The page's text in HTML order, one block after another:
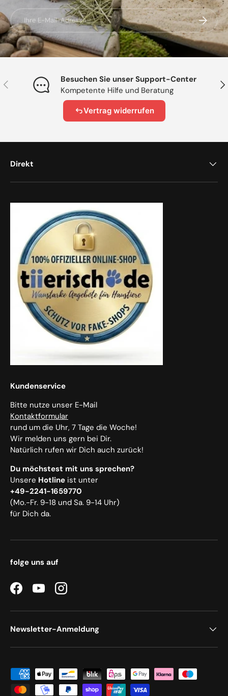
Vorherige
Besuchen Sie unser Support-Center
Kompetente Hilfe und Beratung
Vertrag widerrufen
Direkt
Kundenservice
Bitte nutze unser E-Mail
Kontaktformular
rund um die Uhr, 7 Tage die Woche!
Wir melden uns gern bei Dir.
Natürlich rufen wir Dich auch zurück!
Du möchstest mit uns sprechen?
Unsere Hotline ist unter
+49-2241-1659770
(Mo.-Fr. 9-18 und Sa. 9-14 Uhr)
für Dich da.
folge uns auf
FacebookYouTubeInstagram
Newsletter-Anmeldung
Zahlungsmethoden